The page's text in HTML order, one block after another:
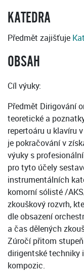
KATEDRA
Předmět zajišťuje
OBSAH
Cíl výuky:
Předmět Dirigování
teoretické a
repertoáru u klavíru
je pokračování v
výuky s
pro tyto účely
instrumentálních
komorní sólisté /
zkouškový rozvrh,
dle obsazení
a čas dělených
Zúročí přitom
dirigentské techniky
kompozic.